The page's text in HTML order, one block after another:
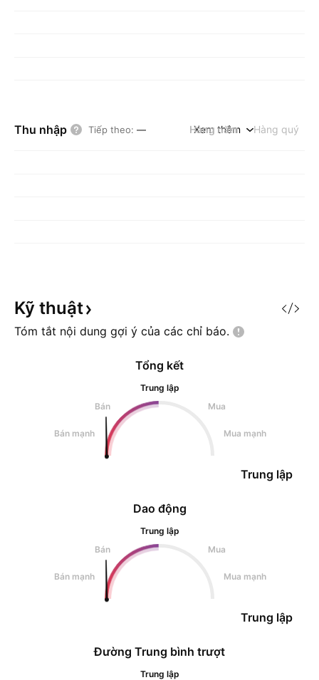
Thu nhập Tiếp theo: — Hàng năm Hàng quý
Xem thêm
Kỹ thuật
Tóm tắt nội dung gợi ý của các chỉ báo.
Dao động
Trung lập
Bán
Mua
Bán mạnh Mua mạnh
Trung lập
Tổng kết
Trung lập
Bán
Mua
Bán mạnh Mua mạnh
Trung lập
Đường Trung bình trượt
Trung lập